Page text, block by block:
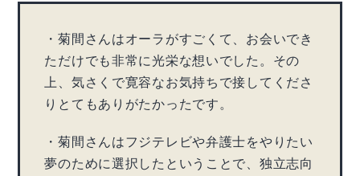
・菊間さんはオーラがすごくて、お会いでき
ただけでも非常に光栄な想いでした。その
上、気さくで寛容なお気持ちで接してくださ
りとてもありがたかったです。
・菊間さんはフジテレビや弁護士をやりたい
夢のために選択したということで、独立志向